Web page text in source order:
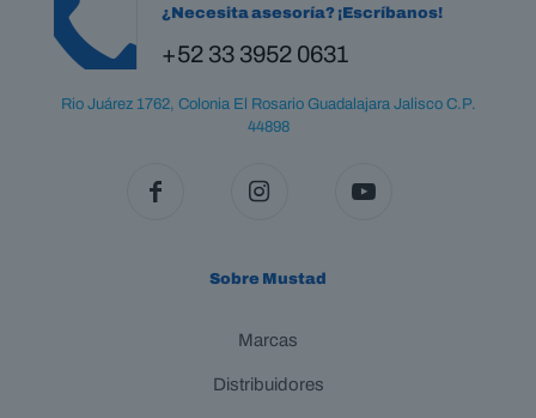
¿Necesita asesoría? ¡Escríbanos!
+52 33 3952 0631
Rio Juárez 1762, Colonia El Rosario Guadalajara Jalisco C.P.
44898
Sobre Mustad
Marcas
Distribuidores